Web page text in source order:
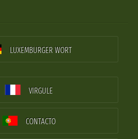
LUXEMBURGER WORT
VIRGULE
CONTACTO